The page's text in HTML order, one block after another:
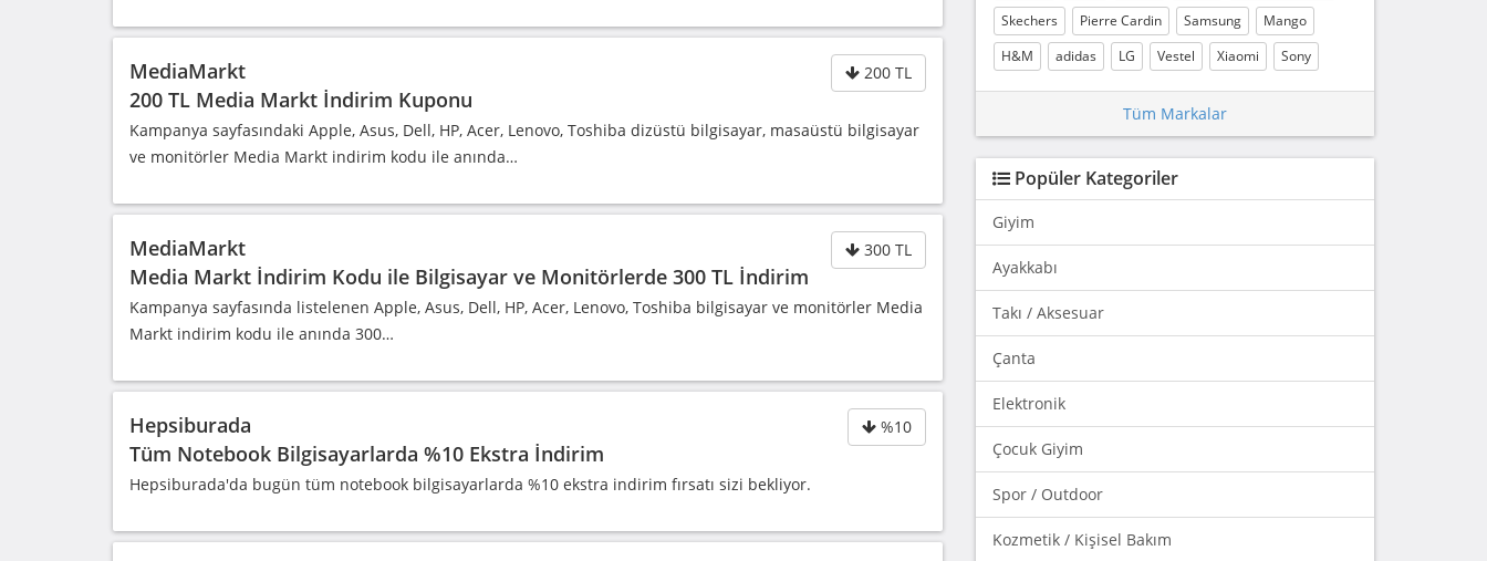
200 TL
MediaMarkt
200 TL Media Markt İndirim Kuponu
Kampanya sayfasındaki Apple, Asus, Dell, HP, Acer, Lenovo, Toshiba dizüstü bilgisayar, masaüstü bilgisayar
ve monitörler Media Markt indirim kodu ile anında…
300 TL
MediaMarkt
Media Markt İndirim Kodu ile Bilgisayar ve Monitörlerde 300 TL İndirim
Kampanya sayfasında listelenen Apple, Asus, Dell, HP, Acer, Lenovo, Toshiba bilgisayar ve monitörler Media
Markt indirim kodu ile anında 300…
%10
Hepsiburada
Tüm Notebook Bilgisayarlarda %10 Ekstra İndirim
Hepsiburada'da bugün tüm notebook bilgisayarlarda %10 ekstra indirim fırsatı sizi bekliyor.
Skechers
Pierre Cardin Samsung
Mango
H&M
adidas LG Vestel Xiaomi Sony
Tüm Markalar
Popüler Kategoriler
Giyim
Ayakkabı
Takı / Aksesuar
Çanta
Elektronik
Çocuk Giyim
Spor / Outdoor
Kozmetik / Kişisel Bakım